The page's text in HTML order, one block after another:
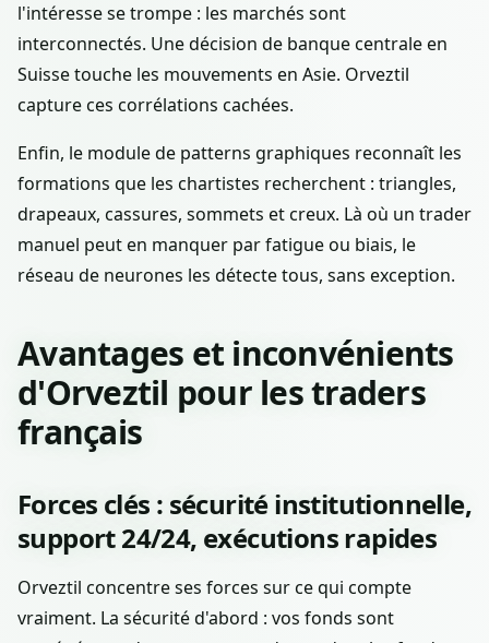
l'intéresse se trompe : les marchés sont
interconnectés. Une décision de banque centrale en
Suisse touche les mouvements en Asie. Orveztil
capture ces corrélations cachées.
Enfin, le module de patterns graphiques reconnaît les
formations que les chartistes recherchent : triangles,
drapeaux, cassures, sommets et creux. Là où un trader
manuel peut en manquer par fatigue ou biais, le
réseau de neurones les détecte tous, sans exception.
Avantages et inconvénients
d'Orveztil pour les traders
français
Forces clés : sécurité institutionnelle,
support 24/24, exécutions rapides
Orveztil concentre ses forces sur ce qui compte
vraiment. La sécurité d'abord : vos fonds sont